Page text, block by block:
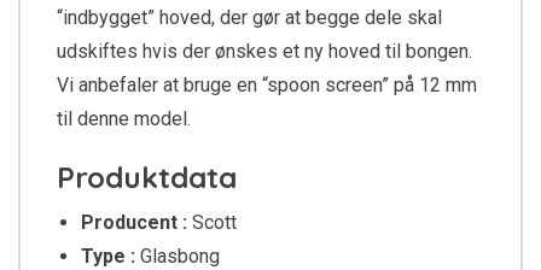
“indbygget” hoved, der gør at begge dele skal
udskiftes hvis der ønskes et ny hoved til bongen.
Vi anbefaler at bruge en “spoon screen” på 12 mm
til denne model.
Produktdata
Producent : Scott
Type : Glasbong